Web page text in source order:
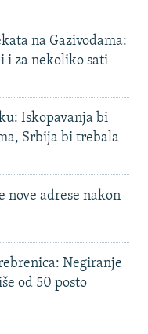
na Gazivodama:
i za nekoliko sati
Iskopavanja bi
Srbija bi trebala
nove adrese nakon
Negiranje
od 50 posto